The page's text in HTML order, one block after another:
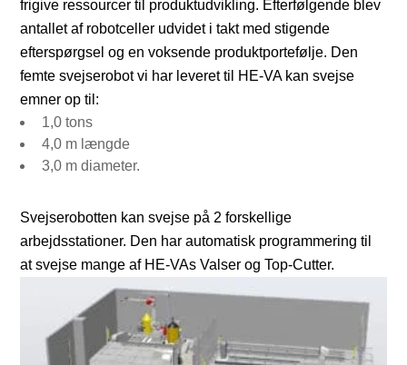
frigive ressourcer til produktudvikling. Efterfølgende blev
antallet af robotceller udvidet i takt med stigende
efterspørgsel og en voksende produktportefølje. Den
femte svejserobot vi har leveret til HE-VA kan svejse
emner op til:
1,0 tons
4,0 m længde
3,0 m diameter.
Svejserobotten kan svejse på 2 forskellige
arbejdsstationer. Den har automatisk programmering til
at svejse mange af HE-VAs Valser og Top-Cutter.